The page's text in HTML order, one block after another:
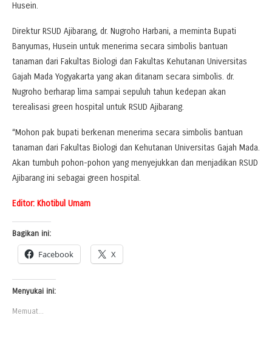
Husein.
Direktur RSUD Ajibarang, dr. Nugroho Harbani, a meminta Bupati
Banyumas, Husein untuk menerima secara simbolis bantuan
tanaman dari Fakultas Biologi dan Fakultas Kehutanan Universitas
Gajah Mada Yogyakarta yang akan ditanam secara simbolis. dr.
Nugroho berharap lima sampai sepuluh tahun kedepan akan
terealisasi green hospital untuk RSUD Ajibarang.
“Mohon pak bupati berkenan menerima secara simbolis bantuan
tanaman dari Fakultas Biologi dan Kehutanan Universitas Gajah Mada.
Akan tumbuh pohon-pohon yang menyejukkan dan menjadikan RSUD
Ajibarang ini sebagai green hospital.
Editor: Khotibul Umam
Bagikan ini:
Facebook X
Menyukai ini:
Memuat...